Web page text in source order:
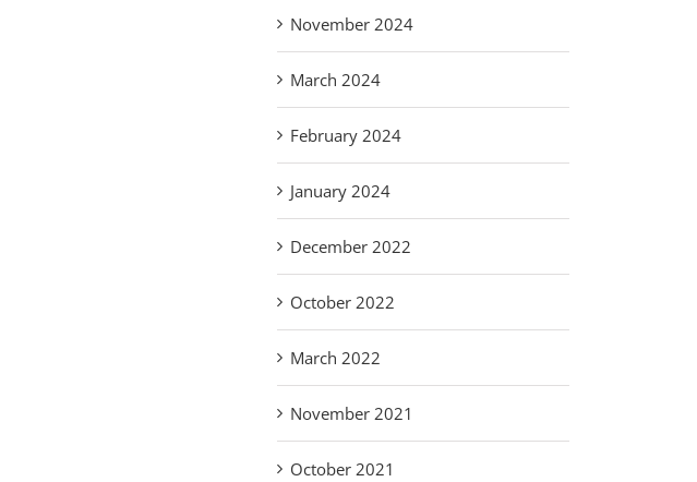
November 2024
March 2024
February 2024
January 2024
December 2022
October 2022
March 2022
November 2021
October 2021